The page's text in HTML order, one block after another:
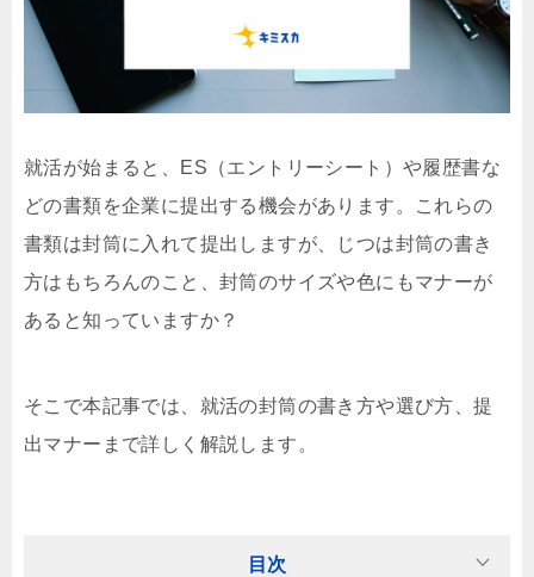
就活が始まると、ES（エントリーシート）や履歴書な
どの書類を企業に提出する機会があります。これらの
書類は封筒に入れて提出しますが、じつは封筒の書き
方はもちろんのこと、封筒のサイズや色にもマナーが
あると知っていますか？
そこで本記事では、就活の封筒の書き方や選び方、提
出マナーまで詳しく解説します。
目次